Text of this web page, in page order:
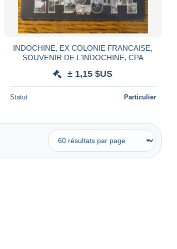
INDOCHINE, EX COLONIE FRANCAISE,
SOUVENIR DE L'INDOCHINE, CPA
± 1,15 $US
Statut Particulier